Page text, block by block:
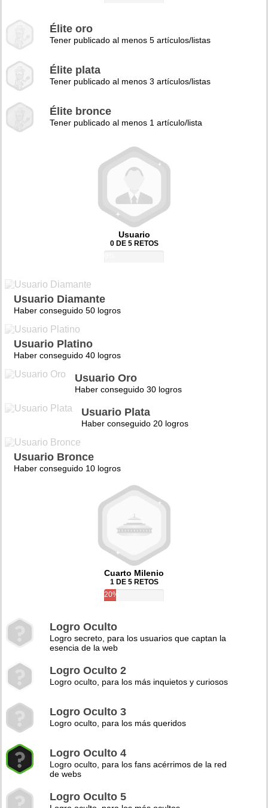
Élite oro
Tener publicado al menos 5 artículos/listas
Élite plata
Tener publicado al menos 3 artículos/listas
Élite bronce
Tener publicado al menos 1 artículo/lista
Usuario
0 DE 5 RETOS
Usuario Diamante
Haber conseguido 50 logros
Usuario Platino
Haber conseguido 40 logros
Usuario Oro
Haber conseguido 30 logros
Usuario Plata
Haber conseguido 20 logros
Usuario Bronce
Haber conseguido 10 logros
Cuarto Milenio
1 DE 5 RETOS
20%
Logro Oculto
Logro secreto, para los usuarios que captan la
esencia de la web
Logro Oculto 2
Logro oculto, para los más inquietos y curiosos
Logro Oculto 3
Logro oculto, para los más queridos
Logro Oculto 4
Logro oculto, para los fans acérrimos de la red
de webs
Logro Oculto 5